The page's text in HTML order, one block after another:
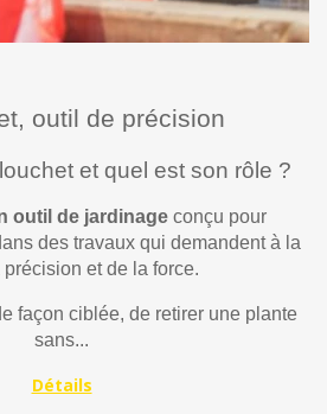
outil de précision
et quel est son rôle ?
outil de jardinage conçu pour
des travaux qui demandent à la
et de la force.
façon ciblée, de retirer une plante
sans...